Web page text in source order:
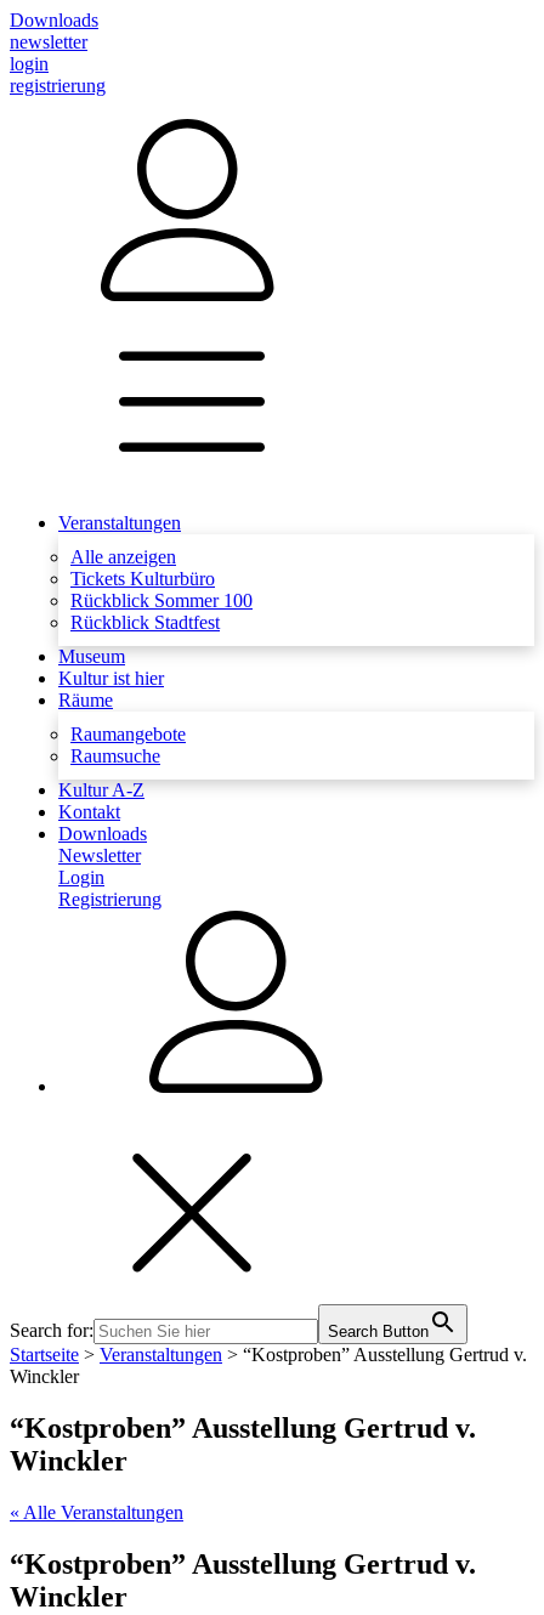
Downloads
newsletter
login
registrierung
Veranstaltungen
Alle anzeigen
Tickets Kulturbüro
Rückblick Sommer 100
Rückblick Stadtfest
Museum
Kultur ist hier
Räume
Raumangebote
Raumsuche
Kultur A-Z
Kontakt
Downloads
Newsletter
Login
Registrierung
Search for: Search Button
Startseite > Veranstaltungen > “Kostproben” Ausstellung Gertrud v.
Winckler
“Kostproben” Ausstellung Gertrud v.
Winckler
« Alle Veranstaltungen
“Kostproben” Ausstellung Gertrud v.
Winckler